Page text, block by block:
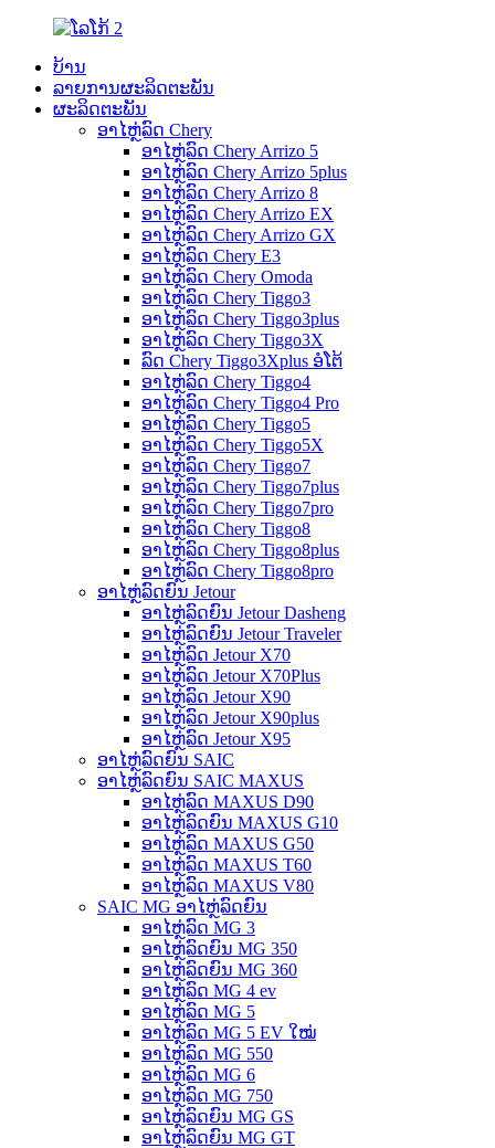
ບ້ານ
ລາຍການຜະລິດຕະພັນ
ຜະລິດຕະພັນ
ອາໄຫຼ່ລົດ Chery
ອາໄຫຼ່ລົດ Chery Arrizo 5
ອາໄຫຼ່ລົດ Chery Arrizo 5plus
ອາໄຫຼ່ລົດ Chery Arrizo 8
ອາໄຫຼ່ລົດ Chery Arrizo EX
ອາໄຫຼ່ລົດ Chery Arrizo GX
ອາໄຫຼ່ລົດ Chery E3
ອາໄຫຼ່ລົດ Chery Omoda
ອາໄຫຼ່ລົດ Chery Tiggo3
ອາໄຫຼ່ລົດ Chery Tiggo3plus
ອາໄຫຼ່ລົດ Chery Tiggo3X
ລົດ Chery Tiggo3Xplus ອໍໂຕ້
ອາໄຫຼ່ລົດ Chery Tiggo4
ອາໄຫຼ່ລົດ Chery Tiggo4 Pro
ອາໄຫຼ່ລົດ Chery Tiggo5
ອາໄຫຼ່ລົດ Chery Tiggo5X
ອາໄຫຼ່ລົດ Chery Tiggo7
ອາໄຫຼ່ລົດ Chery Tiggo7plus
ອາໄຫຼ່ລົດ Chery Tiggo7pro
ອາໄຫຼ່ລົດ Chery Tiggo8
ອາໄຫຼ່ລົດ Chery Tiggo8plus
ອາໄຫຼ່ລົດ Chery Tiggo8pro
ອາໄຫຼ່ລົດຍົນ Jetour
ອາໄຫຼ່ລົດຍົນ Jetour Dasheng
ອາໄຫຼ່ລົດຍົນ Jetour Traveler
ອາໄຫຼ່ລົດ Jetour X70
ອາໄຫຼ່ລົດ Jetour X70Plus
ອາໄຫຼ່ລົດ Jetour X90
ອາໄຫຼ່ລົດ Jetour X90plus
ອາໄຫຼ່ລົດ Jetour X95
ອາໄຫຼ່ລົດຍົນ SAIC
ອາໄຫຼ່ລົດຍົນ SAIC MAXUS
ອາໄຫຼ່ລົດ MAXUS D90
ອາໄຫຼ່ລົດຍົນ MAXUS G10
ອາໄຫຼ່ລົດ MAXUS G50
ອາໄຫຼ່ລົດ MAXUS T60
ອາໄຫຼ່ລົດ MAXUS V80
SAIC MG ອາໄຫຼ່ລົດຍົນ
ອາໄຫຼ່ລົດ MG 3
ອາໄຫຼ່ລົດຍົນ MG 350
ອາໄຫຼ່ລົດຍົນ MG 360
ອາໄຫຼ່ລົດ MG 4 ev
ອາໄຫຼ່ລົດ MG 5
ອາໄຫຼ່ລົດ MG 5 EV ໃໝ່
ອາໄຫຼ່ລົດ MG 550
ອາໄຫຼ່ລົດ MG 6
ອາໄຫຼ່ລົດ MG 750
ອາໄຫຼ່ລົດຍົນ MG GS
ອາໄຫຼ່ລົດຍົນ MG GT